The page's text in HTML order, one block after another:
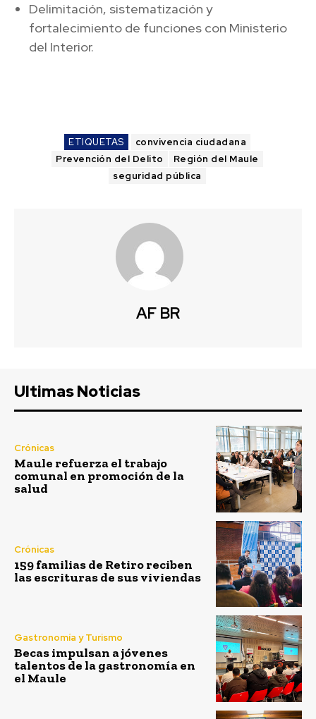
Delimitación, sistematización y
fortalecimiento de funciones con Ministerio
del Interior.
ETIQUETAS
convivencia ciudadana
Prevención del Delito
Región del Maule
seguridad pública
AF BR
Ultimas Noticias
Crónicas
Maule refuerza el trabajo
comunal en promoción de la
salud
Crónicas
159 familias de Retiro reciben
las escrituras de sus viviendas
Gastronomía y Turismo
Becas impulsan a jóvenes
talentos de la gastronomía en
el Maule